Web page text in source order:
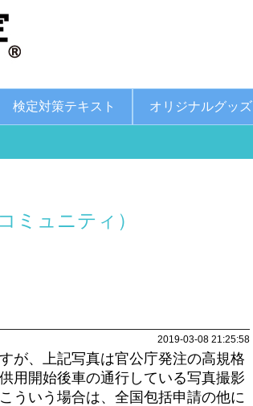
検定対策テキスト オリジナルグッズ
ミュニティ）
2019-03-08 21:25:58
が、上記写真は官公庁発注の高規格
用開始後車の通行している写真撮影
ういう場合は、全国包括申請の他に